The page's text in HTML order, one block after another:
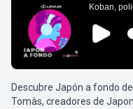
Descubre Japón a fondo
Tomàs, creadores de